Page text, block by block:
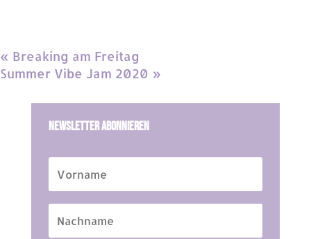
« Breaking am Freitag
Summer Vibe Jam 2020 »
Newsletter Abonnieren